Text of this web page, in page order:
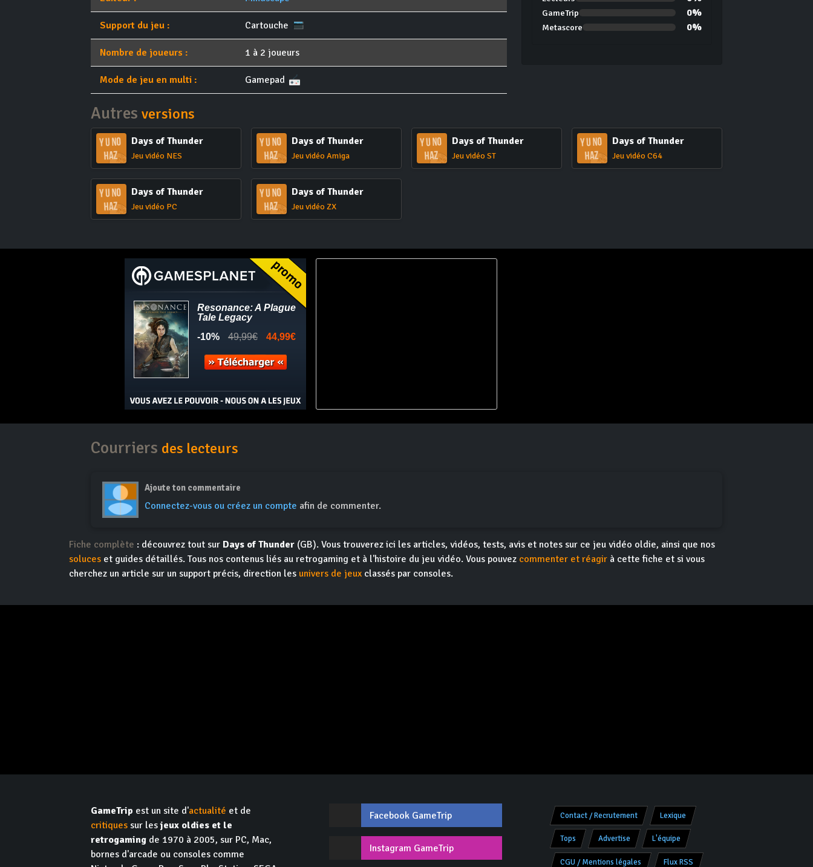
Support du jeu : Cartouche
Nombre de joueurs : 1 à 2 joueurs
Mode de jeu en multi : Gamepad
GameTrip 0%
Metascore 0%
Autres versions
Days of Thunder
Jeu vidéo NES
Days of Thunder
Jeu vidéo Amiga
Days of Thunder
Jeu vidéo ST
Days of Thunder
Jeu vidéo C64
Days of Thunder
Jeu vidéo PC
Days of Thunder
Jeu vidéo ZX
Courriers des lecteurs
Ajoute ton commentaire
Connectez-vous ou créez un compte afin de commenter.
Fiche complète : découvrez tout sur Days of Thunder (GB). Vous trouverez ici les articles, vidéos, tests, avis et notes sur ce jeu vidéo oldie, ainsi que nos
soluces et guides détaillés. Tous nos contenus liés au retrogaming et à l'histoire du jeu vidéo. Vous pouvez commenter et réagir à cette fiche et si vous
cherchez un article sur un support précis, direction les univers de jeux classés par consoles.
GameTrip est un site d'actualité et de
critiques sur lesjeux oldies et le
retrogaming de 1970 à 2005, sur PC, Mac,
bornes d'arcade ou consoles comme
Facebook GameTrip
Instagram GameTrip
Contact / Recrutement Lexique
Tops Advertise L'équipe
CGU / Mentions légales Flux RSS